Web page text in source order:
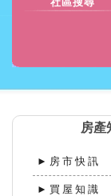
房產
►房市快訊
►買屋知識